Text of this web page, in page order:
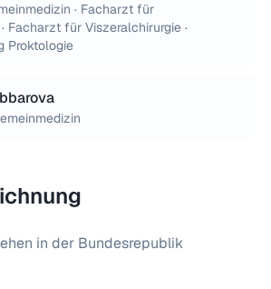
· Facharzt für
Facharzt für Viszeralchirurgie ·
Proktologie
in der Bundesrepublik